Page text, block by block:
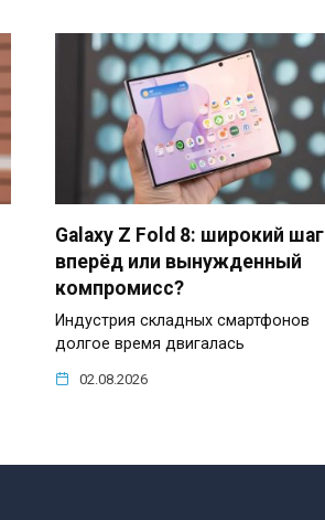
Galaxy Z Fold 8: широкий шаг
вперёд или вынужденный
компромисс?
Индустрия складных смартфонов
долгое время двигалась
02.08.2026